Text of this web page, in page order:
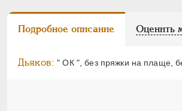
Подробное описание Оценить
Дьяков: " ОК ", без пряжки на плаще,